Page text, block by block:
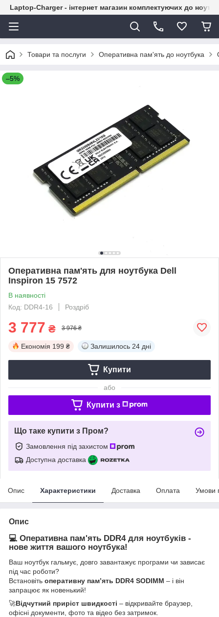
Laptop-Charger - інтернет магазин комплектуючих до
Товари та послуги Оперативна пам'ять до ноутбука
–5%
Оперативна пам'ять для ноутбука Dell
Inspiron 15 7572
В наявності
Код: DDR4-16
Роздріб
3 777 ₴ 3 976 ₴
Економія 199 ₴ Залишилось 24 дні
Купити
або
Купити з
Що таке купити з Пром?
Замовлення під захистом
Доступна доставка
Опис Характеристики Доставка Оплата Умови
Опис
💻 Оперативна пам'ять DDR4 для ноутбуків -
нове життя вашого ноутбука!
Ваш ноутбук гальмує, довго завантажує програми чи зависає
під час роботи?
Встановіть оперативну пам’ять DDR4 SODIMM – і він
запрацює як новенький!
🚀Відчутний приріст швидкості – відкривайте браузер,
офісні документи, фото та відео без затримок.